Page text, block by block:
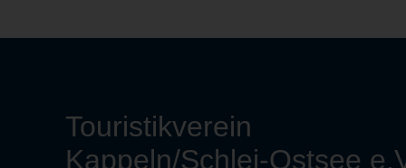
Touristikverein
Kappeln/Schlei-Ostsee